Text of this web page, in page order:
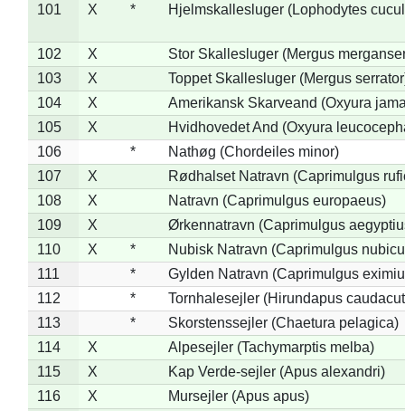
101
X * Hjelmskallesluger (Lophodytes
102 X
Stor Skallesluger (Mergus
103
X
Toppet Skallesluger (Mergus
104
X
Amerikansk Skarveand (Oxyura
105
X
Hvidhovedet And (Oxyura
106
*
Nathøg (Chordeiles minor)
107
X
Rødhalset Natravn (Caprimulgus
108
X
Natravn (Caprimulgus europaeus)
109
X
Ørkennatravn (Caprimulgus
110
X *
Nubisk Natravn (Caprimulgus
111
*
Gylden Natravn (Caprimulgus
112
*
Tornhalesejler (Hirundapus
113
*
Skorstenssejler (Chaetura pelagica)
114
X
Alpesejler (Tachymarptis melba)
115
X
Kap Verde-sejler (Apus alexandri)
116
X
Mursejler (Apus apus)